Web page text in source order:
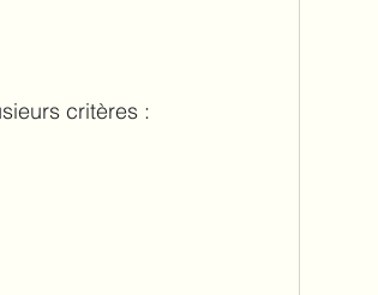
critères :